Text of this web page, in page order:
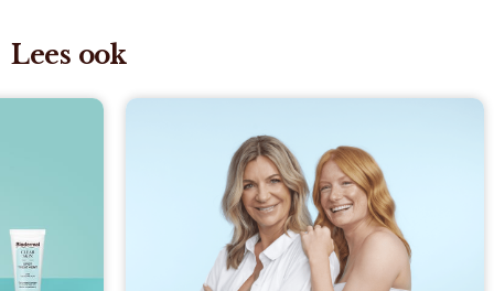
Lees ook